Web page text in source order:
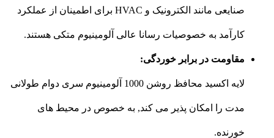
صنایعی مانند الکترونیک و HVAC برای اطمینان از عملکرد
کارآمد به خصوصیات رسانا عالی آلومینیوم متکی هستند.
مقاومت در برابر خوردگی:
لایه اکسید محافظ روشن 1000 آلومینیوم سری دوام طولانی
مدت را امکان پذیر می کند, به خصوص در محیط های
خورنده.